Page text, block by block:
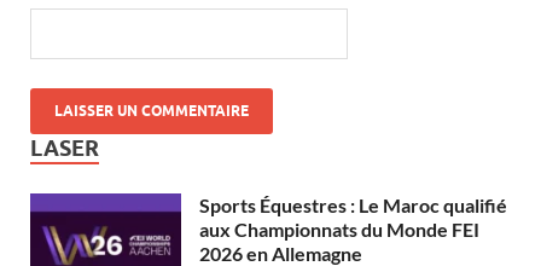
LASER
Sports Équestres : Le Maroc qualifié
aux Championnats du Monde FEI
2026 en Allemagne